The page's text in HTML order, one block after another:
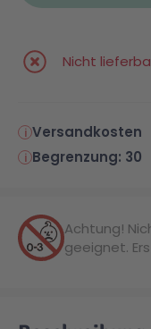
Nicht
Versandkosten
Begrenzung: 30
Achtung!
geeignet.